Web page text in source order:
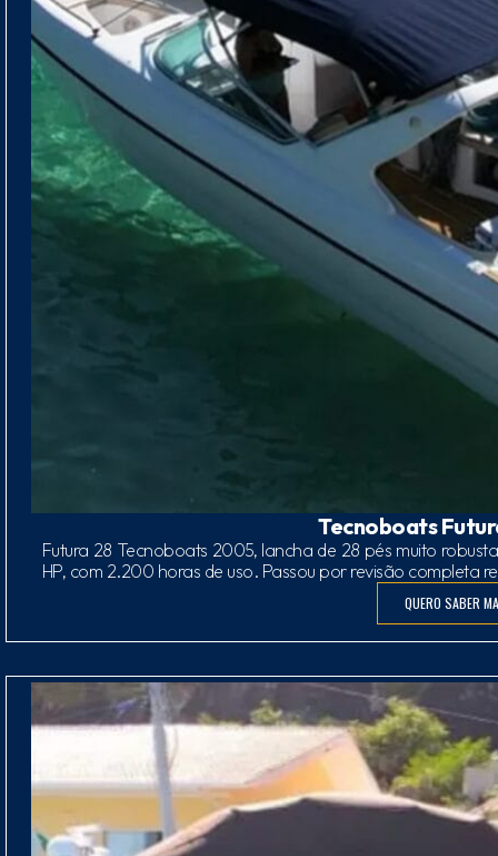
Tecnoboats
Futura 28 Tecnoboats 2005, lancha de 28 pés muito
HP, com 2.200 horas de uso. Passou por revisão completa
QUERO SABER